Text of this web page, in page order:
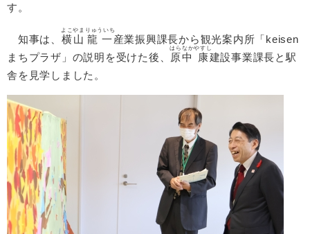
す。
知事は、 横山
よこやま
龍一
りゅういち
産業振興課長から観光案内所「keisen
まちプラザ」の説明を受けた後、
原中
はらなか
康
やすし
建設事業課長と駅
舎を見学しました。